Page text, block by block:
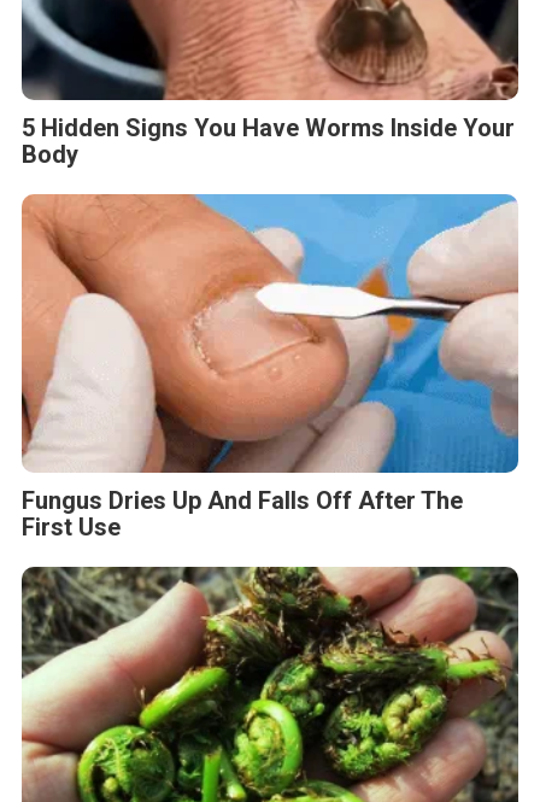
5 Hidden Signs You Have Worms Inside Your
Body
Fungus Dries Up And Falls Off After The
First Use